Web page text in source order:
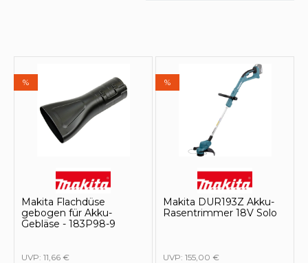
%
Makita Flachdüse
gebogen für Akku-
Gebläse - 183P98-9
UVP: 11,66 €
%
Makita DUR193Z Akku-
Rasentrimmer 18V Solo
UVP: 155,00 €